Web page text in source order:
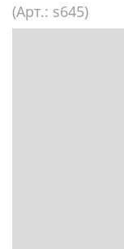
(Арт.: s645)